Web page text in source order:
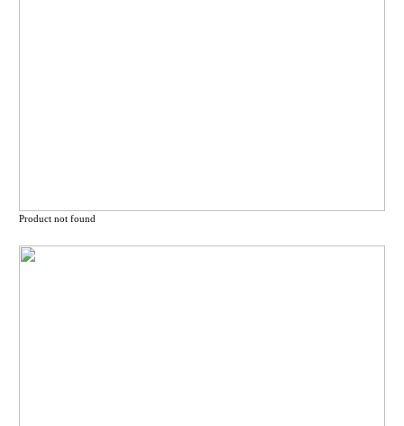
Product not found